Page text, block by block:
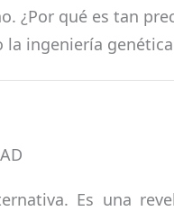
¿Por qué es tan
ingeniería
Es una